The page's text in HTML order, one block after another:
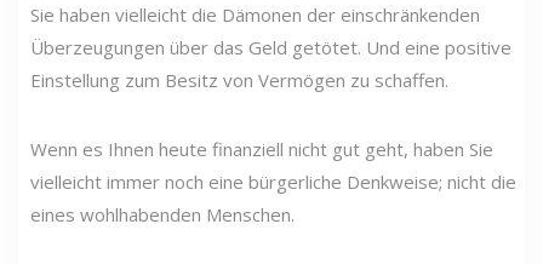
Sie haben vielleicht die Dämonen der einschränkenden
Überzeugungen über das Geld getötet. Und eine positive
Einstellung zum Besitz von Vermögen zu schaffen.
Wenn es Ihnen heute finanziell nicht gut geht, haben Sie
vielleicht immer noch eine bürgerliche Denkweise; nicht die
eines wohlhabenden Menschen.